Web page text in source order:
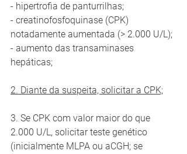
- hipertrofia de panturrilhas;
- creatinofosfoquinase (CPK)
notadamente aumentada (> 2.000 U/L);
- aumento das transaminases
hepáticas;
2. Diante da suspeita, solicitar a CPK;
3. Se CPK com valor maior do que
2.000 U/L, solicitar teste genético
(inicialmente MLPA ou aCGH; se